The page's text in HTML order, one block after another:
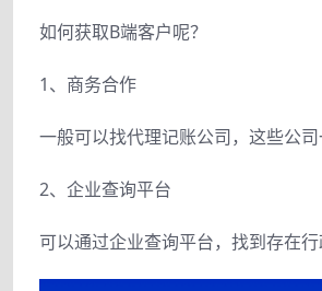
如何获取B端客户呢？
1、商务合作
一般可以找代理记账公司，这些公
2、企业查询平台
可以通过企业查询平台，找到存在